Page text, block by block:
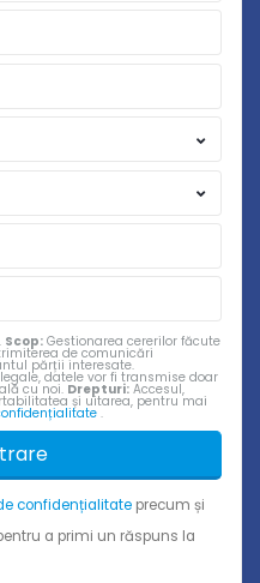
Scop: Gestionarea cererilor făcute
de comunicări
părții interesate.
datele vor fi transmise doar
cu noi. Drepturi: Accesul,
și uitarea, pentru mai
.
confidențialitate precum și
a primi un răspuns la